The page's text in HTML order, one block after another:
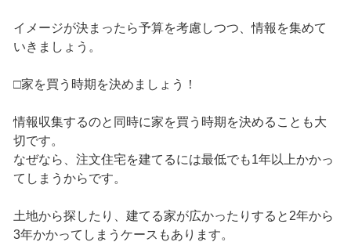
イメージが決まったら予算を考慮しつつ、情報を集めて
いきましょう。
□家を買う時期を決めましょう！
情報収集するのと同時に家を買う時期を決めることも大
切です。
なぜなら、注文住宅を建てるには最低でも1年以上かかっ
てしまうからです。
土地から探したり、建てる家が広かったりすると2年から
3年かかってしまうケースもあります。